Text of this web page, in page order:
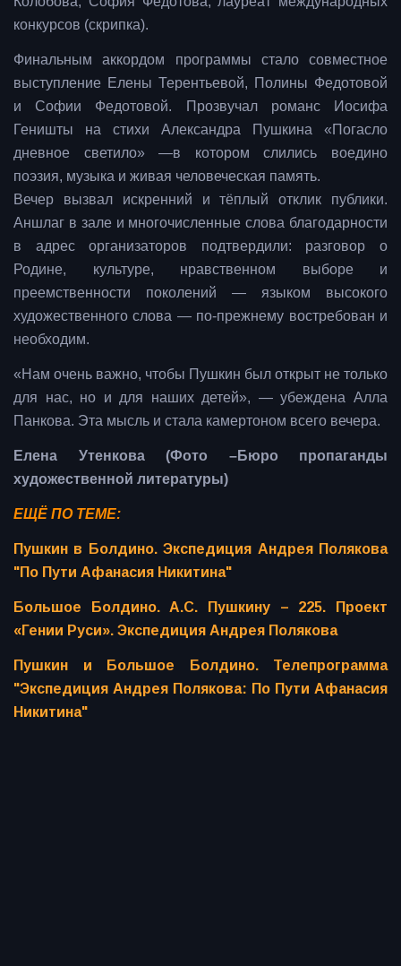
конкурсов (скрипка).
Финальным аккордом программы стало совместное
выступление Елены Терентьевой, Полины Федотовой
и Софии Федотовой. Прозвучал романс Иосифа
Геништы на стихи Александра Пушкина «Погасло
дневное светило» —в котором слились воедино
поэзия, музыка и живая человеческая память.
Вечер вызвал искренний и тёплый отклик публики.
Аншлаг в зале и многочисленные слова благодарности
в адрес организаторов подтвердили: разговор о
Родине, культуре, нравственном выборе и
преемственности поколений — языком высокого
художественного слова — по-прежнему востребован и
необходим.
«Нам очень важно, чтобы Пушкин был открыт не только
для нас, но и для наших детей», — убеждена Алла
Панкова. Эта мысль и стала камертоном всего вечера.
Елена Утенкова (Фото –Бюро пропаганды
художественной литературы)
ЕЩЁ ПО ТЕМЕ:
Пушкин в Болдино. Экспедиция Андрея Полякова
"По Пути Афанасия Никитина"
Большое Болдино. А.С. Пушкину – 225. Проект
«Гении Руси». Экспедиция Андрея Полякова
Пушкин и Большое Болдино. Телепрограмма
"Экспедиция Андрея Полякова: По Пути Афанасия
Никитина"